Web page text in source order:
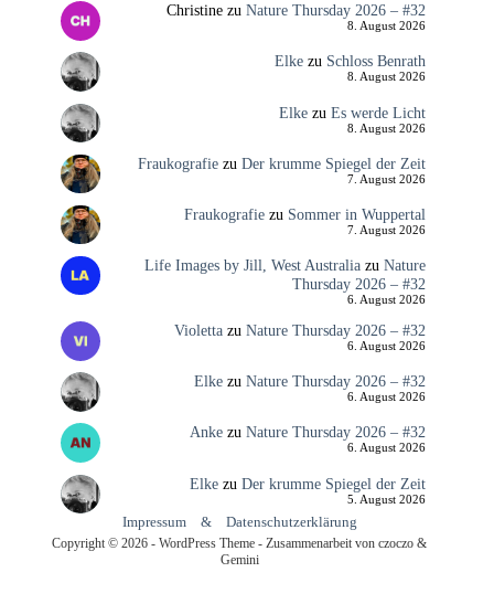
Christinezu Nature Thursday 2026 – #32
8. August 2026
Elkezu Schloss Benrath
8. August 2026
Elkezu Es werde Licht
8. August 2026
Fraukografiezu Der krumme Spiegel der Zeit
7. August 2026
Fraukografiezu Sommer in Wuppertal
7. August 2026
Life Images by Jill, West Australiazu Nature
Thursday 2026 – #32
6. August 2026
Violettazu Nature Thursday 2026 – #32
6. August 2026
Elkezu Nature Thursday 2026 – #32
6. August 2026
Ankezu Nature Thursday 2026 – #32
6. August 2026
Elkezu Der krumme Spiegel der Zeit
5. August 2026
Impressum & Datenschutzerklärung
Copyright © 2026 - WordPress Theme - Zusammenarbeit von czoczo &
Gemini